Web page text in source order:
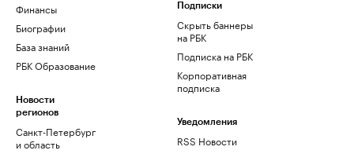
Финансы
Биографии
База знаний
РБК Образование
Новости
регионов
Санкт-Петербург
и область
Подписки
Скрыть баннеры
на РБК
Подписка на РБК
Корпоративная
подписка
Уведомления
RSS Новости